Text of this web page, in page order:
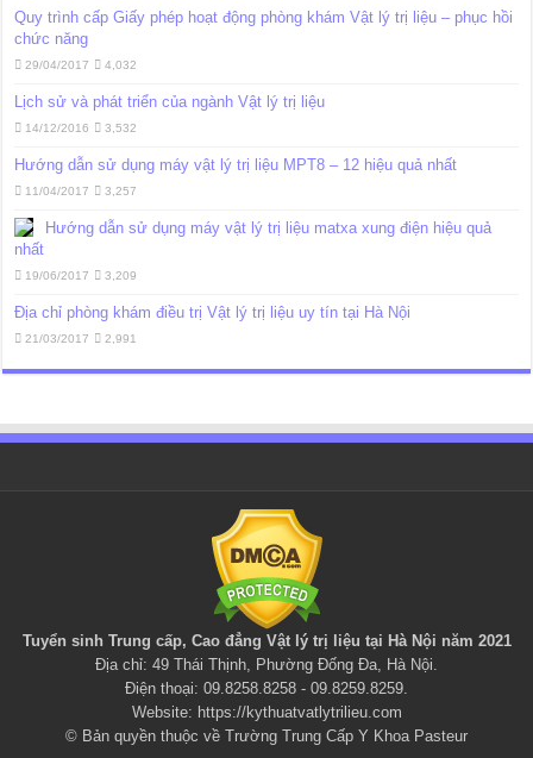
Quy trình cấp Giấy phép hoạt động phòng khám Vật lý trị liệu – phục hồi
chức năng
29/04/2017 4,032
Lịch sử và phát triển của ngành Vật lý trị liệu
14/12/2016 3,532
Hướng dẫn sử dụng máy vật lý trị liệu MPT8 – 12 hiệu quả nhất
11/04/2017 3,257
Hướng dẫn sử dụng máy vật lý trị liệu matxa xung điện hiệu quả
nhất
19/06/2017 3,209
Địa chỉ phòng khám điều trị Vật lý trị liệu uy tín tại Hà Nội
21/03/2017 2,991
Tuyển sinh Trung cấp, Cao đẳng Vật lý trị liệu tại Hà Nội năm 2021
Địa chỉ: 49 Thái Thịnh, Phường Đống Đa, Hà Nội.
Điện thoại: 09.8258.8258 - 09.8259.8259.
Website: https://kythuatvatlytrilieu.com
© Bản quyền thuộc về Trường Trung Cấp Y Khoa Pasteur